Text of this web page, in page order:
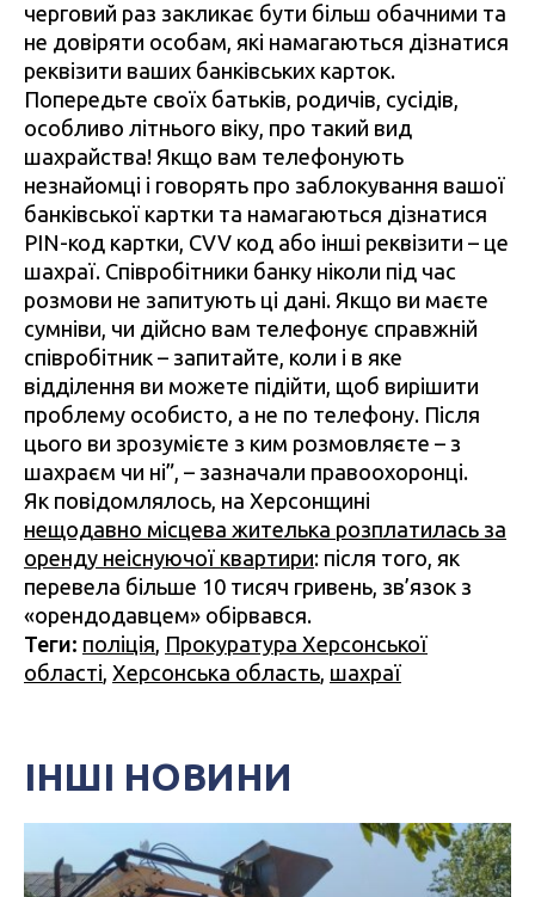
черговий раз закликає бути більш обачними та
не довіряти особам, які намагаються дізнатися
реквізити ваших банківських карток.
Попередьте своїх батьків, родичів, сусідів,
особливо літнього віку, про такий вид
шахрайства! Якщо вам телефонують
незнайомці і говорять про заблокування вашої
банківської картки та намагаються дізнатися
PIN-код картки, CVV код або інші реквізити – це
шахраї. Співробітники банку ніколи під час
розмови не запитують ці дані. Якщо ви маєте
сумніви, чи дійсно вам телефонує справжній
співробітник – запитайте, коли і в яке
відділення ви можете підійти, щоб вирішити
проблему особисто, а не по телефону. Після
цього ви зрозумієте з ким розмовляєте – з
шахраєм чи ні”, – зазначали правоохоронці.
Як повідомлялось, на Херсонщині
нещодавно місцева жителька розплатилась за
оренду неіснуючої квартири: після того, як
перевела більше 10 тисяч гривень, зв’язок з
«орендодавцем» обірвався.
Теги: поліція, Прокуратура Херсонської
області, Херсонська область, шахраї
ІНШІ НОВИНИ